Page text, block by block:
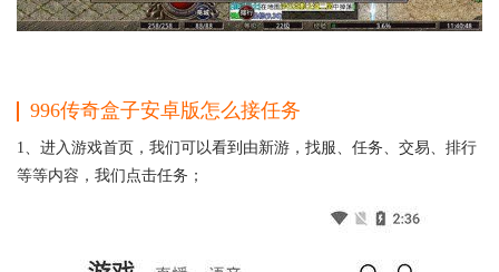
996传奇盒子安卓版怎么接任务
1、进入游戏首页，我们可以看到由新游，找服、任务、交易、排行
等等内容，我们点击任务；